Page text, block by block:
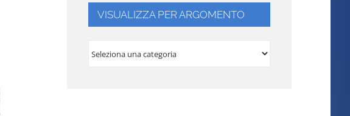
VISUALIZZA PER ARGOMENTO